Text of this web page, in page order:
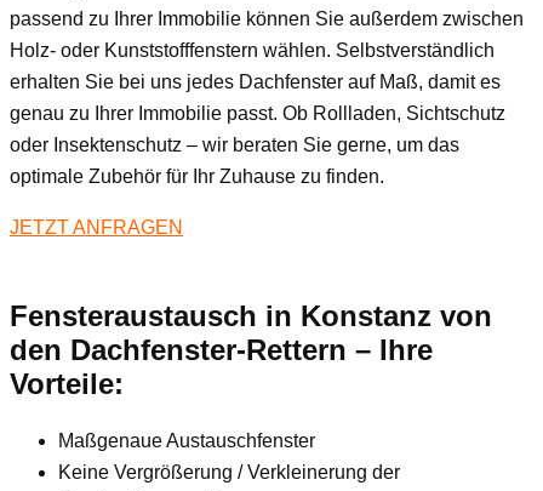
passend zu Ihrer Immobilie können Sie außerdem zwischen
Holz- oder Kunststofffenstern wählen. Selbstverständlich
erhalten Sie bei uns jedes Dachfenster auf Maß, damit es
genau zu Ihrer Immobilie passt. Ob Rollladen, Sichtschutz
oder Insektenschutz – wir beraten Sie gerne, um das
optimale Zubehör für Ihr Zuhause zu finden.
JETZT ANFRAGEN
Fensteraustausch in Konstanz von
den Dachfenster-Rettern – Ihre
Vorteile:
Maßgenaue Austauschfenster
Keine Vergrößerung / Verkleinerung der